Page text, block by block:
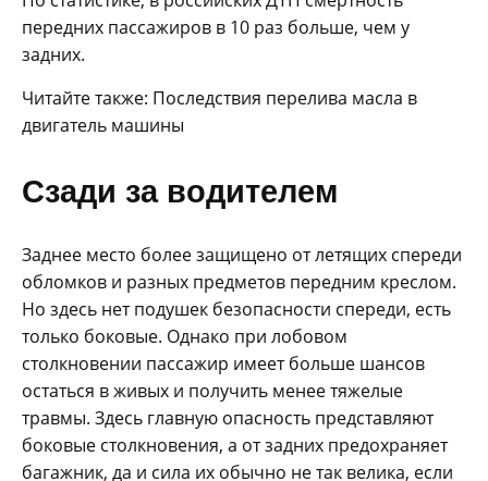
передних пассажиров в 10 раз больше, чем у
задних.
Читайте также: Последствия перелива масла в
двигатель машины
Сзади за водителем
Заднее место более защищено от летящих спереди
обломков и разных предметов передним креслом.
Но здесь нет подушек безопасности спереди, есть
только боковые. Однако при лобовом
столкновении пассажир имеет больше шансов
остаться в живых и получить менее тяжелые
травмы. Здесь главную опасность представляют
боковые столкновения, а от задних предохраняет
багажник, да и сила их обычно не так велика, если